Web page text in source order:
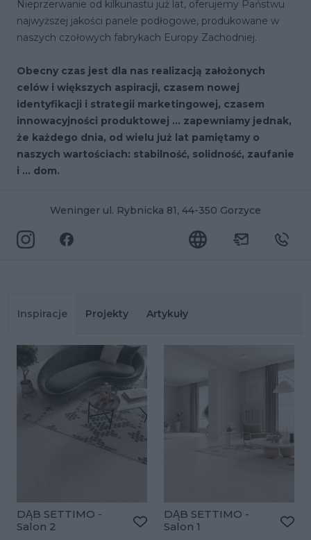
Nieprzerwanie od kilkunastu już lat, oferujemy Państwu
najwyższej jakości panele podłogowe, produkowane w
naszych czołowych fabrykach Europy Zachodniej.
Obecny czas jest dla nas realizacją założonych
celów i większych aspiracji, czasem nowej
identyfikacji i strategii marketingowej, czasem
innowacyjności produktowej … zapewniamy jednak,
że każdego dnia, od wielu już lat pamiętamy o
naszych wartościach: stabilność, solidność, zaufanie
i … dom.
Weninger ul. Rybnicka 81, 44-350 Gorzyce
Inspiracje Projekty Artykuły
DĄB SETTIMO -
Salon 2
DĄB SETTIMO -
Salon 1